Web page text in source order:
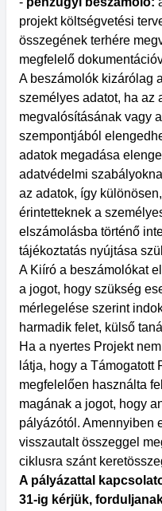
projekt költségvetési
összegének terhére
megfelelő
A beszámolók kizárólag
személyes adatot, ha az
megvalósításának vagy
szempontjából
adatok megadása
adatvédelmi
az adatok, így
érintetteknek a
elszámolásba történő
tájékoztatás nyújtása
A Kiíró a beszámolókat
a jogot, hogy szükség
mérlegelése szerint
harmadik felet, külső
Ha a nyertes Projekt
látja, hogy a Támogatott
megfelelően használta
magának a jogot, hogy
pályázótól. Amennyiben
visszautalt összeggel
ciklusra szánt
A pályázattal
31-ig kérjük,